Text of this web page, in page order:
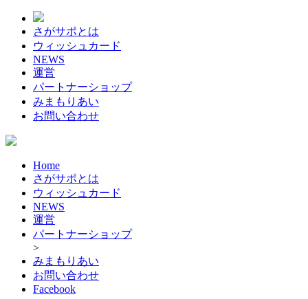
さがサポとは
ウィッシュカード
NEWS
運営
パートナーショップ
みまもりあい
お問い合わせ
Home
さがサポとは
ウィッシュカード
NEWS
運営
パートナーショップ
>
みまもりあい
お問い合わせ
Facebook